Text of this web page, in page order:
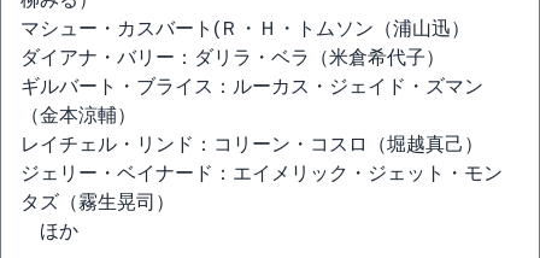
マシュー・カスバート(Ｒ・Ｈ・トムソン（浦山迅）
ダイアナ・バリー：ダリラ・ベラ（米倉希代子）
ギルバート・ブライス：ルーカス・ジェイド・ズマン
（金本涼輔）
レイチェル・リンド：コリーン・コスロ（堀越真己）
ジェリー・ベイナード：エイメリック・ジェット・モン
タズ（霧生晃司）
ほか